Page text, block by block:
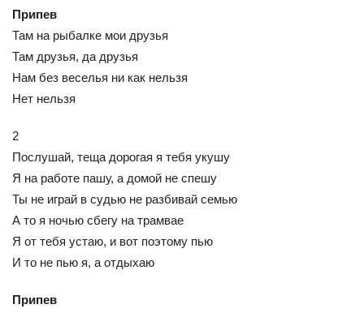
Припев
Там на рыбалке мои друзья
Там друзья, да друзья
Нам без веселья ни как нельзя
Нет нельзя
2
Послушай, теща дорогая я тебя укушу
Я на работе пашу, а домой не спешу
Ты не играй в судью не разбивай семью
А то я ночью сбегу на трамвае
Я от тебя устаю, и вот поэтому пью
И то не пью я, а отдыхаю
Припев